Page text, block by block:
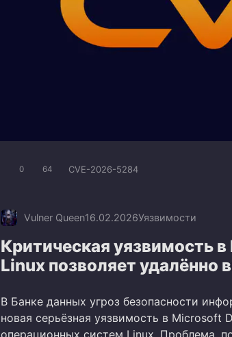
0 64 CVE-2026-5284
Vulner Queen16.02.2026Уязвимости
Критическая уязвимость
Linux позволяет удалённо
В Банке данных угроз безопасности
новая серьёзная уязвимость в Microsoft
операционных систем Linux. Проблема,